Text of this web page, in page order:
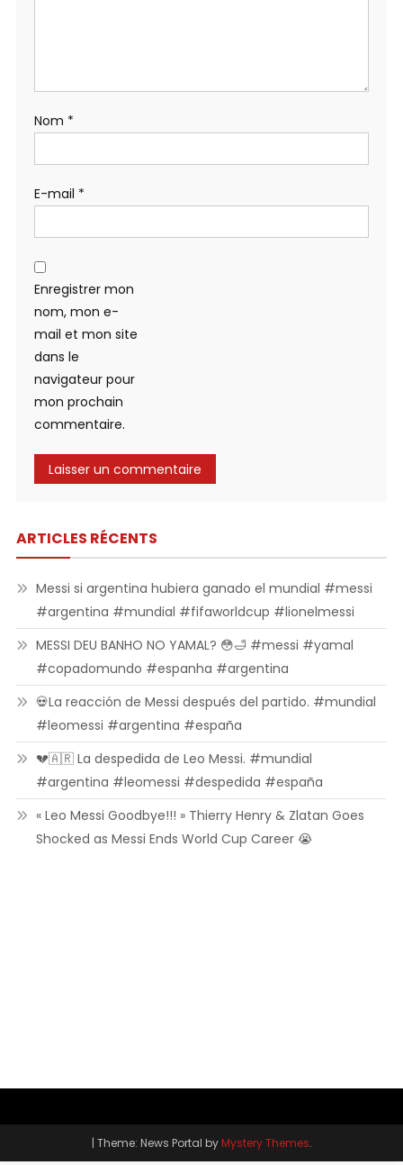
Nom *
E-mail *
Enregistrer mon
nom, mon e-
mail et mon site
dans le
navigateur pour
mon prochain
commentaire.
ARTICLES RÉCENTS
Messi si argentina hubiera ganado el mundial #messi
#argentina #mundial #fifaworldcup #lionelmessi
MESSI DEU BANHO NO YAMAL? 😳🛁 #messi #yamal
#copadomundo #espanha #argentina
💀La reacción de Messi después del partido. #mundial
#leomessi #argentina #españa
💔🇦🇷 La despedida de Leo Messi. #mundial
#argentina #leomessi #despedida #españa
« Leo Messi Goodbye!!! » Thierry Henry & Zlatan Goes
Shocked as Messi Ends World Cup Career 😭
| Theme: News Portal byMystery Themes.